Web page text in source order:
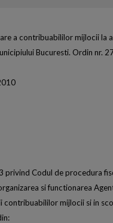
a contribuabililor mijlocii la
Bucuresti. Ordin nr.
Codul de procedura
si functionarea
mijlocii si in